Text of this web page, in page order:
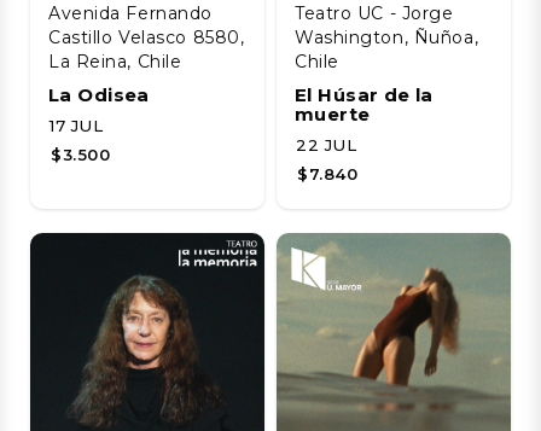
Avenida Fernando
Castillo Velasco 8580,
La Reina, Chile
La Odisea
17 JUL
$3.500
Teatro UC - Jorge
Washington, Ñuñoa,
Chile
El Húsar de la
muerte
22 JUL
$7.840